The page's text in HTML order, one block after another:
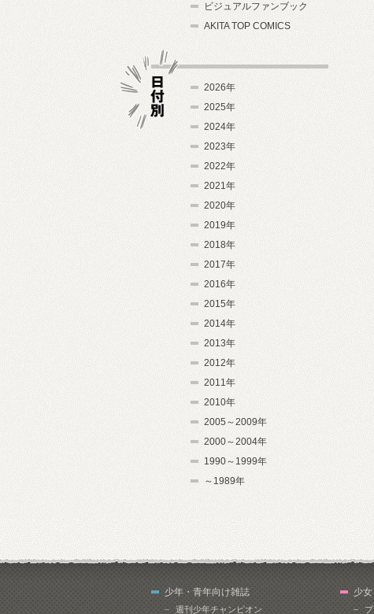
ビジュアルファンブック
AKITA TOP COMICS
2026年
2025年
2024年
2023年
2022年
2021年
2020年
2019年
2018年
2017年
2016年
2015年
2014年
2013年
2012年
2011年
2010年
2005～2009年
2000～2004年
1990～1999年
～1989年
少年・青年向け雑誌
週刊少年チャンピオン
少